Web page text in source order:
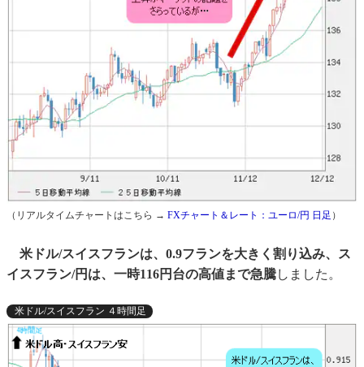
（リアルタイムチャートはこちら → FXチャート＆レート：ユーロ/円 日足 ）
米ドル/スイスフランは、0.9フランを大きく割り込み、ス
イスフラン/円は、一時116円台の高値まで急騰しました。
米ドル/スイスフラン ４時間足